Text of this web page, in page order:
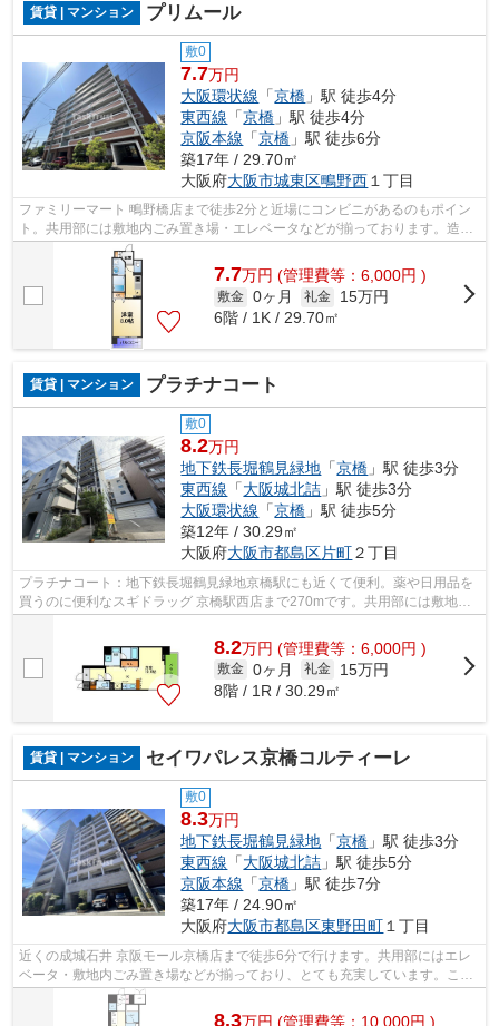
賃貸 | マンション プリムール
敷0
7.7万円
大阪環状線 「京橋 」駅 徒歩4分
東西線 「京橋 」駅 徒歩4分
京阪本線 「京橋 」駅 徒歩6分
築17年 / 29.70㎡
大阪府大阪市城東区鴫野西 １丁目
ファミリーマート 鴫野橋店まで徒歩2分と近場にコンビニがあるのもポイン
ト。共用部には敷地内ごみ置き場・エレベータなどが揃っております。造り
とデザインに関して、自信をもって情...
7.7万円 (管理費等：6,000円 )
敷金 0ヶ月 礼金
15万円
6階 / 1K / 29.70㎡
賃貸 | マンション プラチナコート
敷0
8.2万円
地下鉄長堀鶴見緑地 「京橋 」駅 徒歩3分
東西線 「大阪城北詰 」駅 徒歩3分
大阪環状線 「京橋 」駅 徒歩5分
築12年 / 30.29㎡
大阪府大阪市都島区片町２丁目
プラチナコート：地下鉄長堀鶴見緑地京橋駅にも近くて便利。薬や日用品を
買うのに便利なスギドラッグ 京橋駅西店まで270mです。共用部には敷地内
8.2万円 (管理費等：6,000円 )
敷金 0ヶ月 礼金
15万円
8階 / 1R / 30.29㎡
賃貸 | マンション セイワパレス京橋コルティーレ
敷0
8.3万円
地下鉄長堀鶴見緑地 「京橋 」駅 徒歩3分
東西線 「大阪城北詰 」駅 徒歩5分
京阪本線 「京橋 」駅 徒歩7分
築17年 / 24.90㎡
大阪府大阪市都島区東野田町 １丁目
近くの成城石井 京阪モール京橋店まで徒歩6分で行けます。共用部にはエレ
ベータ・敷地内ごみ置き場などが揃っており、とても充実しています。こち
らの物件から400mのところに駐車場が...
8.3万円 (管理費等：10,000円 )